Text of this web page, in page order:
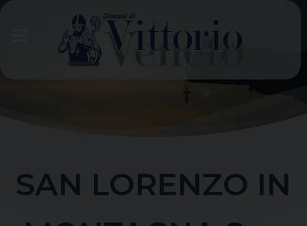
SAN LORENZO IN